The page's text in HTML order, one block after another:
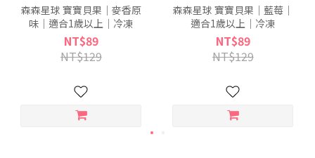
森森星球 寶寶貝果｜麥香原
味｜適合1歲以上｜冷凍
NT$89
NT$129
森森星球 寶寶貝果｜藍莓｜
適合1歲以上｜冷凍
NT$89
NT$129